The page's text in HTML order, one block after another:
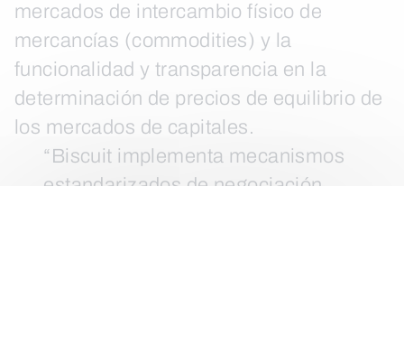
mercados de intercambio físico de
mercancías (commodities) y la
funcionalidad y transparencia en la
determinación de precios de equilibrio de
los mercados de capitales.
“Biscuit implementa mecanismos
estandarizados de negociación,